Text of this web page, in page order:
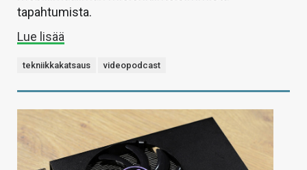
tapahtumista.
Lue lisää
tekniikkakatsaus videopodcast